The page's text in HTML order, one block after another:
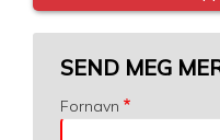
SEND MEG
Fornavn